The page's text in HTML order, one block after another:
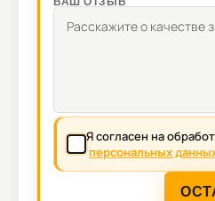
Я согласен на
персональных